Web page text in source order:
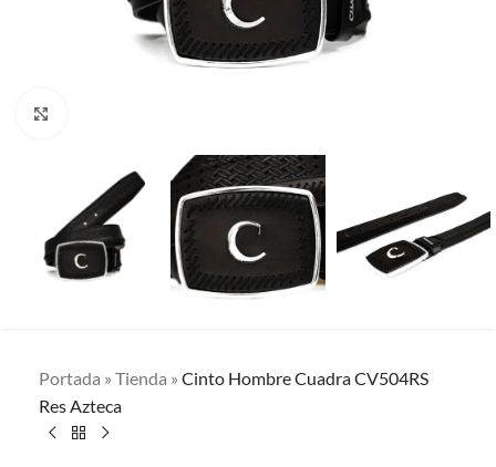
Portada » Tienda » Cinto Hombre Cuadra CV504RS
Res Azteca